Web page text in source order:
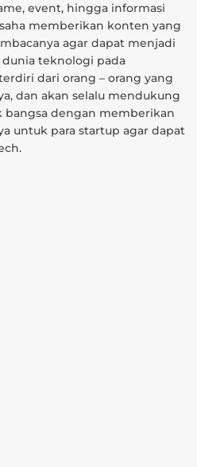
event, hingga informasi
memberikan konten yang
agar dapat menjadi
teknologi pada
dari orang – orang yang
dan akan selalu mendukung
bangsa dengan memberikan
untuk para startup agar dapat